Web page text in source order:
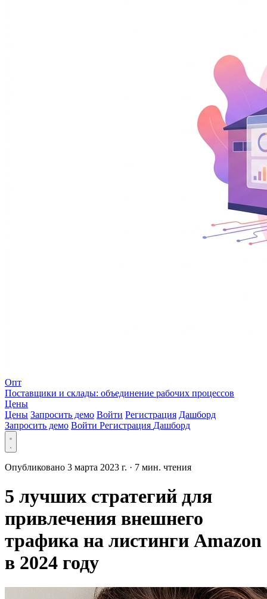
Опт
Поставщики и склады: объединение рабочих процессов
Цены
Цены Запросить демо Войти Регистрация Дашборд
Запросить демо Войти Регистрация Дашборд
Опубликовано 3 марта 2023 г. · 7 мин. чтения
5 лучших стратегий для
привлечения внешнего
трафика на листинги Amazon
в 2024 году